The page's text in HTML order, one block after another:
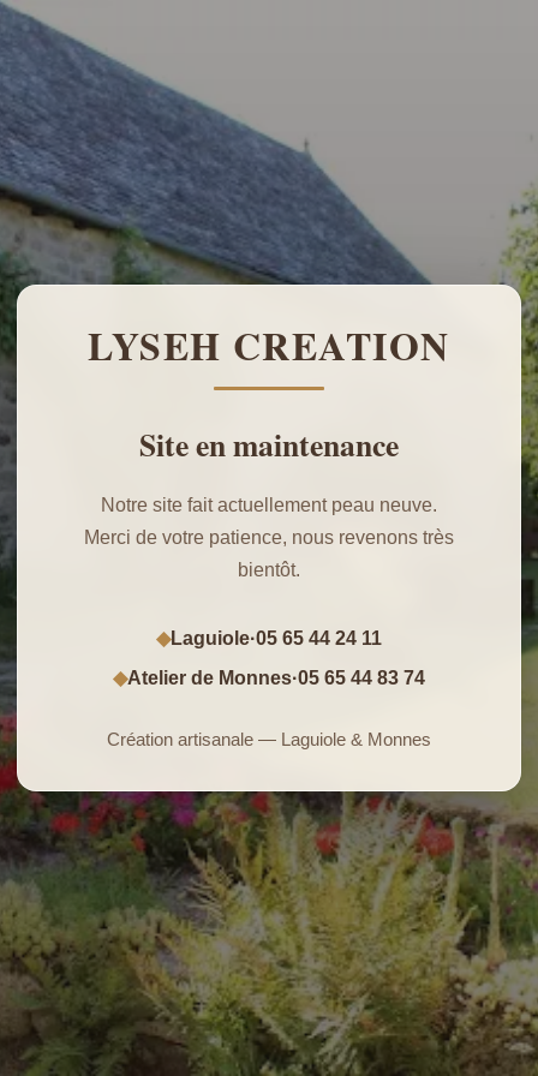
LYSEH CREATION
Site en maintenance
Notre site fait actuellement peau neuve.
Merci de votre patience, nous revenons très
bientôt.
◆Laguiole·05 65 44 24 11
◆Atelier de Monnes·05 65 44 83 74
Création artisanale — Laguiole & Monnes